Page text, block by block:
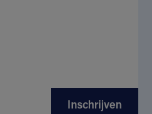
Inschrijven